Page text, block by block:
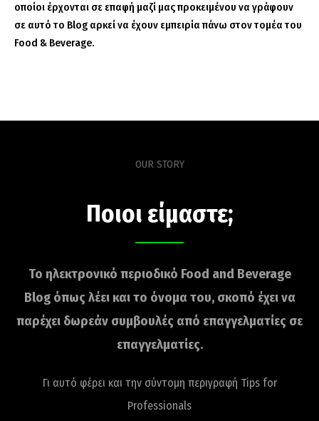
οποίοι έρχονται σε επαφή μαζί μας προκειμένου να γράφουν
σε αυτό το Blog αρκεί να έχουν εμπειρία πάνω στον τομέα του
Food & Beverage.
OUR STORY
Ποιοι είμαστε;
Το ηλεκτρονικό περιοδικό Food and Beverage
Blog όπως λέει και το όνομα του, σκοπό έχει να
παρέχει δωρεάν συμβουλές από επαγγελματίες σε
επαγγελματίες.
Γι αυτό φέρει και την σύντομη περιγραφή Tips for
Professionals